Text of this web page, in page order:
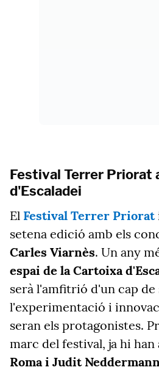
Festival Terrer Priorat
d'Escaladei
El Festival Terrer Priorat
setena edició amb els
Carles Viarnès. Un any
espai de la Cartoixa
serà l'amfitrió d'un cap de
l'experimentació i
seran els protagonistes.
marc del festival, ja hi
Roma i Judit